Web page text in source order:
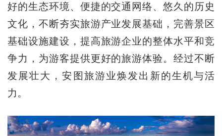
好的生态环境、便捷的交通网络、悠久的历史
文化，不断夯实旅游产业发展基础，完善景区
基础设施建设，提高旅游企业的整体水平和竞
争力，为游客提供更好的旅游体验。经过不断
发展壮大，安图旅游业焕发出新的生机与活
力。